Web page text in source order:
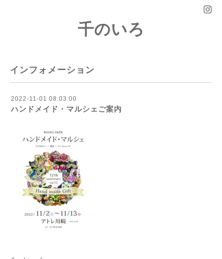
千のいろ
インフォメーション
2022-11-01 08:03:00
ハンドメイド・マルシェご案内